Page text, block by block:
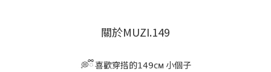
關於MUZI.149
💭ྀི 喜歡穿搭的𝟣𝟦𝟫ᴄᴍ 小個子